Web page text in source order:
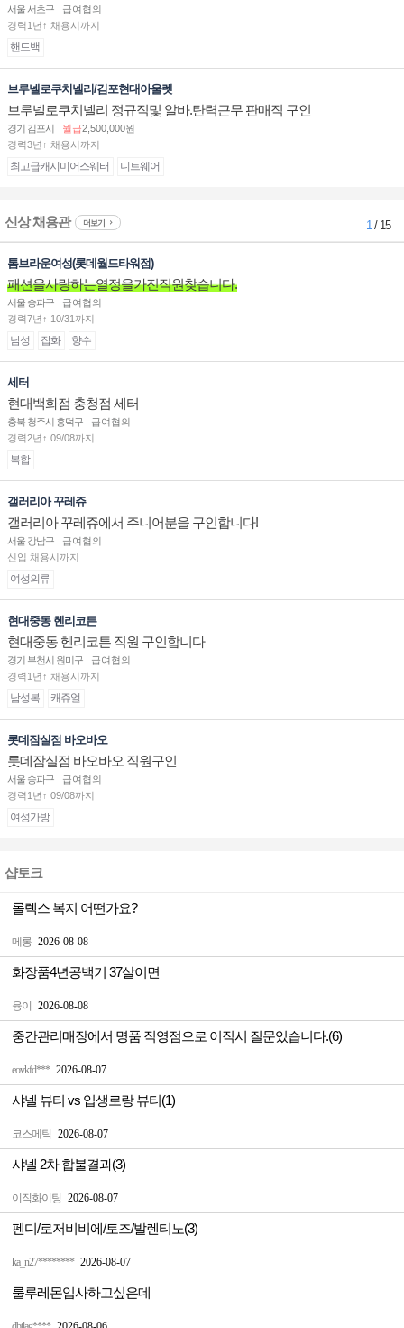
sociate 채용
서울 서초구
급여협의
경력1년↑ 채용시까지
핸드백
브루넬로쿠치넬리/김포현대아울렛
브루넬로쿠치넬리 정규직및 알바.탄력근무 판매직 구인
경기 김포시 월급2,500,000원
경력3년↑ 채용시까지
최고급캐시미어스웨터 니트웨어
신상 채용관 더보기 1/ 15
톰브라운여성(롯데월드타워점)
패션을사랑하는열정을가진직원찾습니다.
서울 송파구
급여협의
경력7년↑ 10/31까지
남성 잡화 향수
세터
현대백화점 충청점 세터
충북 청주시 흥덕구
급여협의
경력2년↑ 09/08까지
복합
갤러리아 꾸레쥬
갤러리아 꾸레쥬에서 주니어분을 구인합니다!
서울 강남구
급여협의
신입 채용시까지
여성의류
현대중동 헨리코튼
현대중동 헨리코튼 직원 구인합니다
경기 부천시 원미구
급여협의
경력1년↑ 채용시까지
남성복 캐쥬얼
롯데잠실점 바오바오
롯데잠실점 바오바오 직원구인
서울 송파구
급여협의
경력1년↑ 09/08까지
여성가방
샵토크
메롱 2026-08-08
롤렉스 복지 어떤가요?
융이 2026-08-08
화장품4년공백기 37살이면
eovkfd*** 2026-08-07
중간관리매장에서 명품 직영점으로 이직시 질문있습니다.(6)
코스메틱 2026-08-07
샤넬 뷰티 vs 입생로랑 뷰티(1)
이직화이팅 2026-08-07
샤넬 2차 합불결과(3)
ka_n27******** 2026-08-07
펜디/로저비비에/토즈/발렌티노(3)
룰루레몬입사하고싶은데